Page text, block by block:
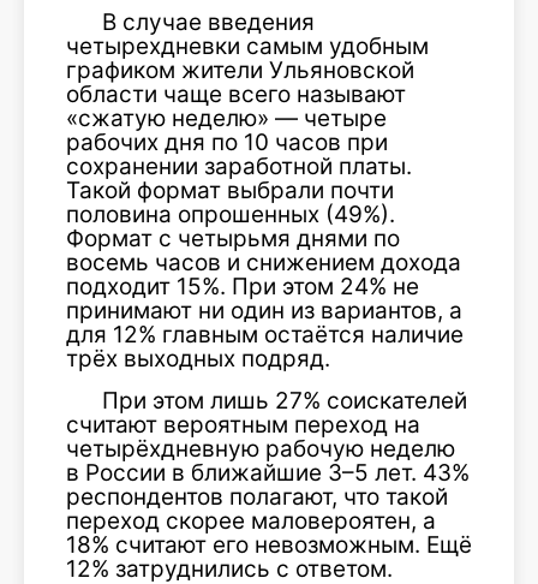
В случае введения
четырехдневки самым удобным
графиком жители Ульяновской
области чаще всего называют
«сжатую неделю» — четыре
рабочих дня по 10 часов при
сохранении заработной платы.
Такой формат выбрали почти
половина опрошенных (49%).
Формат с четырьмя днями по
восемь часов и снижением дохода
подходит 15%. При этом 24% не
принимают ни один из вариантов, а
для 12% главным остаётся наличие
трёх выходных подряд.
При этом лишь 27% соискателей
считают вероятным переход на
четырёхдневную рабочую неделю
в России в ближайшие 3–5 лет. 43%
респондентов полагают, что такой
переход скорее маловероятен, а
18% считают его невозможным. Ещё
12% затруднились с ответом.